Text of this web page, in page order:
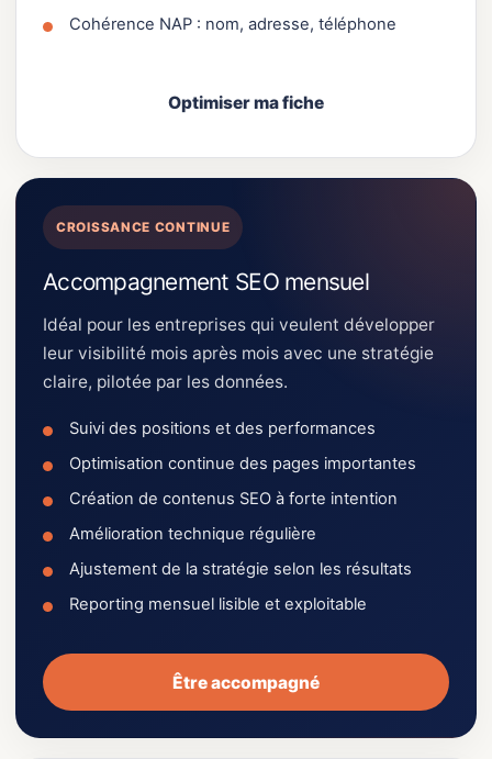
Cohérence NAP : nom, adresse, téléphone
Optimiser ma fiche
CROISSANCE CONTINUE
Accompagnement SEO mensuel
Idéal pour les entreprises qui veulent développer
leur visibilité mois après mois avec une stratégie
claire, pilotée par les données.
Suivi des positions et des performances
Optimisation continue des pages importantes
Création de contenus SEO à forte intention
Amélioration technique régulière
Ajustement de la stratégie selon les résultats
Reporting mensuel lisible et exploitable
Être accompagné